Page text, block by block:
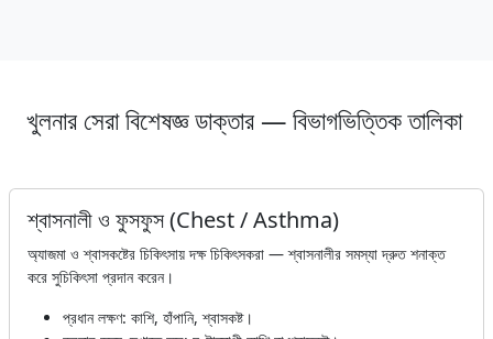
খুলনার সেরা বিশেষজ্ঞ ডাক্তার — বিভাগভিত্তিক তালিকা
শ্বাসনালী ও ফুসফুস (Chest / Asthma)
অ্যাজমা ও শ্বাসকষ্টের চিকিৎসায় দক্ষ চিকিৎসকরা — শ্বাসনালীর সমস্যা দ্রুত শনাক্ত
করে সুচিকিৎসা প্রদান করেন।
প্রধান লক্ষণ: কাশি, হাঁপানি, শ্বাসকষ্ট।